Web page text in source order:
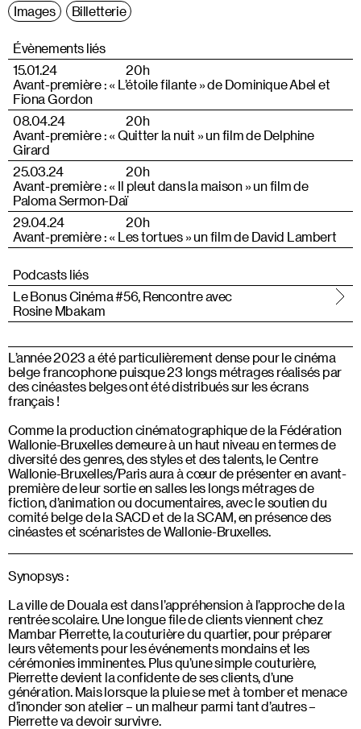
Images
Billetterie
Évènements liés
15.01.24
20h
Avant-première : « L’étoile filante » de Dominique Abel et
Fiona Gordon
08.04.24
20h
Avant-première : « Quitter la nuit » un film de Delphine
Girard
25.03.24
20h
Avant-première : « Il pleut dans la maison » un film de
Paloma Sermon-Daï
29.04.24
20h
Avant-première : « Les tortues » un film de David Lambert
Podcasts liés
Le Bonus Cinéma #56, Rencontre avec
Rosine Mbakam
L’année 2023 a été particulièrement dense pour le cinéma
belge francophone puisque 23 longs métrages réalisés par
des cinéastes belges ont été distribués sur les écrans
français !
Comme la production cinématographique de la Fédération
Wallonie-Bruxelles demeure à un haut niveau en termes de
diversité des genres, des styles et des talents, le Centre
Wallonie-Bruxelles/Paris aura à cœur de présenter en avant-
première de leur sortie en salles les longs métrages de
fiction, d’animation ou documentaires, avec le soutien du
comité belge de la SACD et de la SCAM, en présence des
cinéastes et scénaristes de Wallonie-Bruxelles.
Synopsys :
La ville de Douala est dans l’appréhension à l’approche de la
rentrée scolaire. Une longue file de clients viennent chez
Mambar Pierrette, la couturière du quartier, pour préparer
leurs vêtements pour les événements mondains et les
cérémonies imminentes. Plus qu’une simple couturière,
Pierrette devient la confidente de ses clients, d’une
génération. Mais lorsque la pluie se met à tomber et menace
d’inonder son atelier – un malheur parmi tant d’autres –
Pierrette va devoir survivre.